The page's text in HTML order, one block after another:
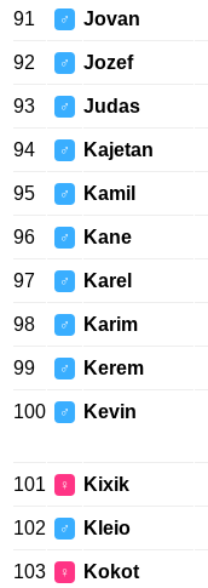
91 ♂ Jovan
92 ♂ Jozef
93 ♂ Judas
94 ♂ Kajetan
95 ♂ Kamil
96 ♂ Kane
97 ♂ Karel
98 ♂ Karim
99 ♂ Kerem
100 ♂ Kevin
101 ♀ Kixik
102 ♂ Kleio
103 ♀ Kokot